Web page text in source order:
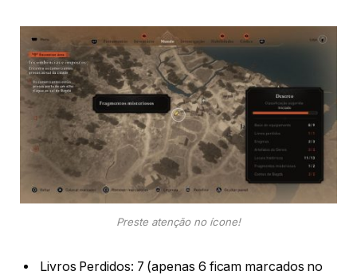
Preste atenção no ícone!
Livros Perdidos: 7 (apenas 6 ficam marcados no